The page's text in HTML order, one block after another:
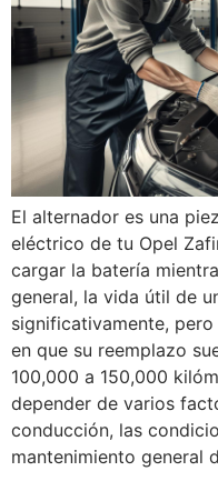
El alternador es una
eléctrico de tu Opel
cargar la batería
general, la vida útil de
significativamente,
en que su reemplazo
100,000 a 150,000
depender de varios
conducción, las
mantenimiento general